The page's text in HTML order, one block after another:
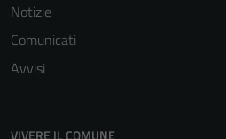
Notizie
Comunicati
Avvisi
VIVERE IL COMUNE